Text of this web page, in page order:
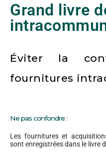
Grand livre
Éviter la
fournitures
Ne pas confondre :
Les fournitures et
sont enregistrées dans le livre